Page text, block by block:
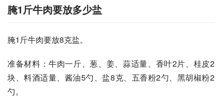
腌1斤牛肉要放多少盐
腌1斤牛肉要放8克盐。
准备材料：牛肉一斤、葱、姜、蒜适量、香叶2片、桂皮2
块、料酒适量、酱油5勺、盐8克、五香粉2勺、黑胡椒粉2
勺。